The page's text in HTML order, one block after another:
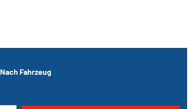
Nach Fahrzeug